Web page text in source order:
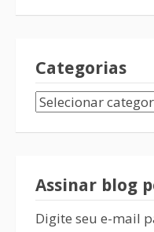
Categorias
Assinar blog
Digite seu e-mail